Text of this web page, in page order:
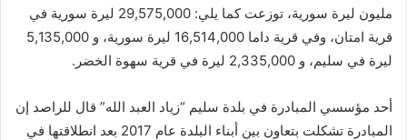
مليون ليرة سورية، توزعت كما يلي: 29,575,000 ليرة سورية في
قرية امتان، وفي قرية داما 16,514,000 ليرة سورية، و 5,135,000
ليرة في سليم، و 2,335,000 ليرة في قرية سهوة الخضر.
أحد مؤسسي المبادرة في بلدة سليم “زياد العبد الله” قال للراصد إن
المبادرة تشكلت بتعاون بين أبناء البلدة عام 2017 بعد انطلاقتها في